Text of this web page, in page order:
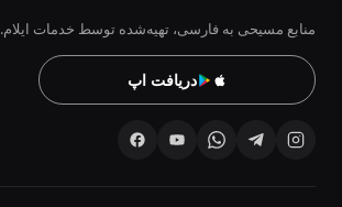
منابع مسیحی به فارسی، تهیه‌شده توسط خدمات ایلام.
دریافت اپ